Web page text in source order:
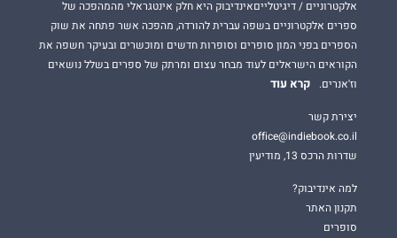
אלקטרוניים / דיגיטלייםאינדיבוק היא חלק אינטגראלי מהמהפכה של
ספרים אלקטרוניים בשפה עברית להורדה, מהפכה אשר פתחה את שוק
הספרים בפני המון סופרים וסופרות חדשים ומוכשרים ובעיקר חשפה את
הקוראים הישראלים לעוד מבחר עצום ומרתק של ספרים בשלל נושאים
וז'אנרים.
קרא עוד
יצירת קשר
office@indiebook.co.il
שדרות הרכס 13, מודיעין
למה אינדיבוק?
תקנון האתר
סופרים